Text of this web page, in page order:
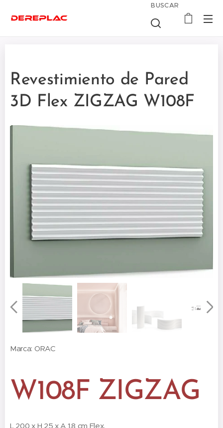
BUSCAR
Revestimiento de Pared
3D Flex ZIGZAG W108F
Marca: ORAC
W108F ZIGZAG
L 200 x H 25 x A 1,8 cm Flex.